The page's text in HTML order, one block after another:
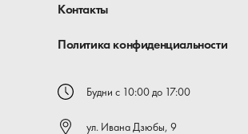
Контакты
Политика конфиденциальности
Будни с 10:00 до 17:00
ул. Ивана Дзюбы, 9